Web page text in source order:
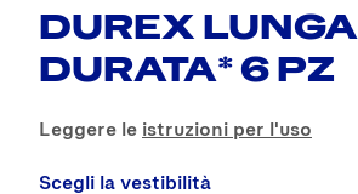
DUREX LUNGA
DURATA* 6 PZ
Leggere le istruzioni per l'uso
Scegli la vestibilità